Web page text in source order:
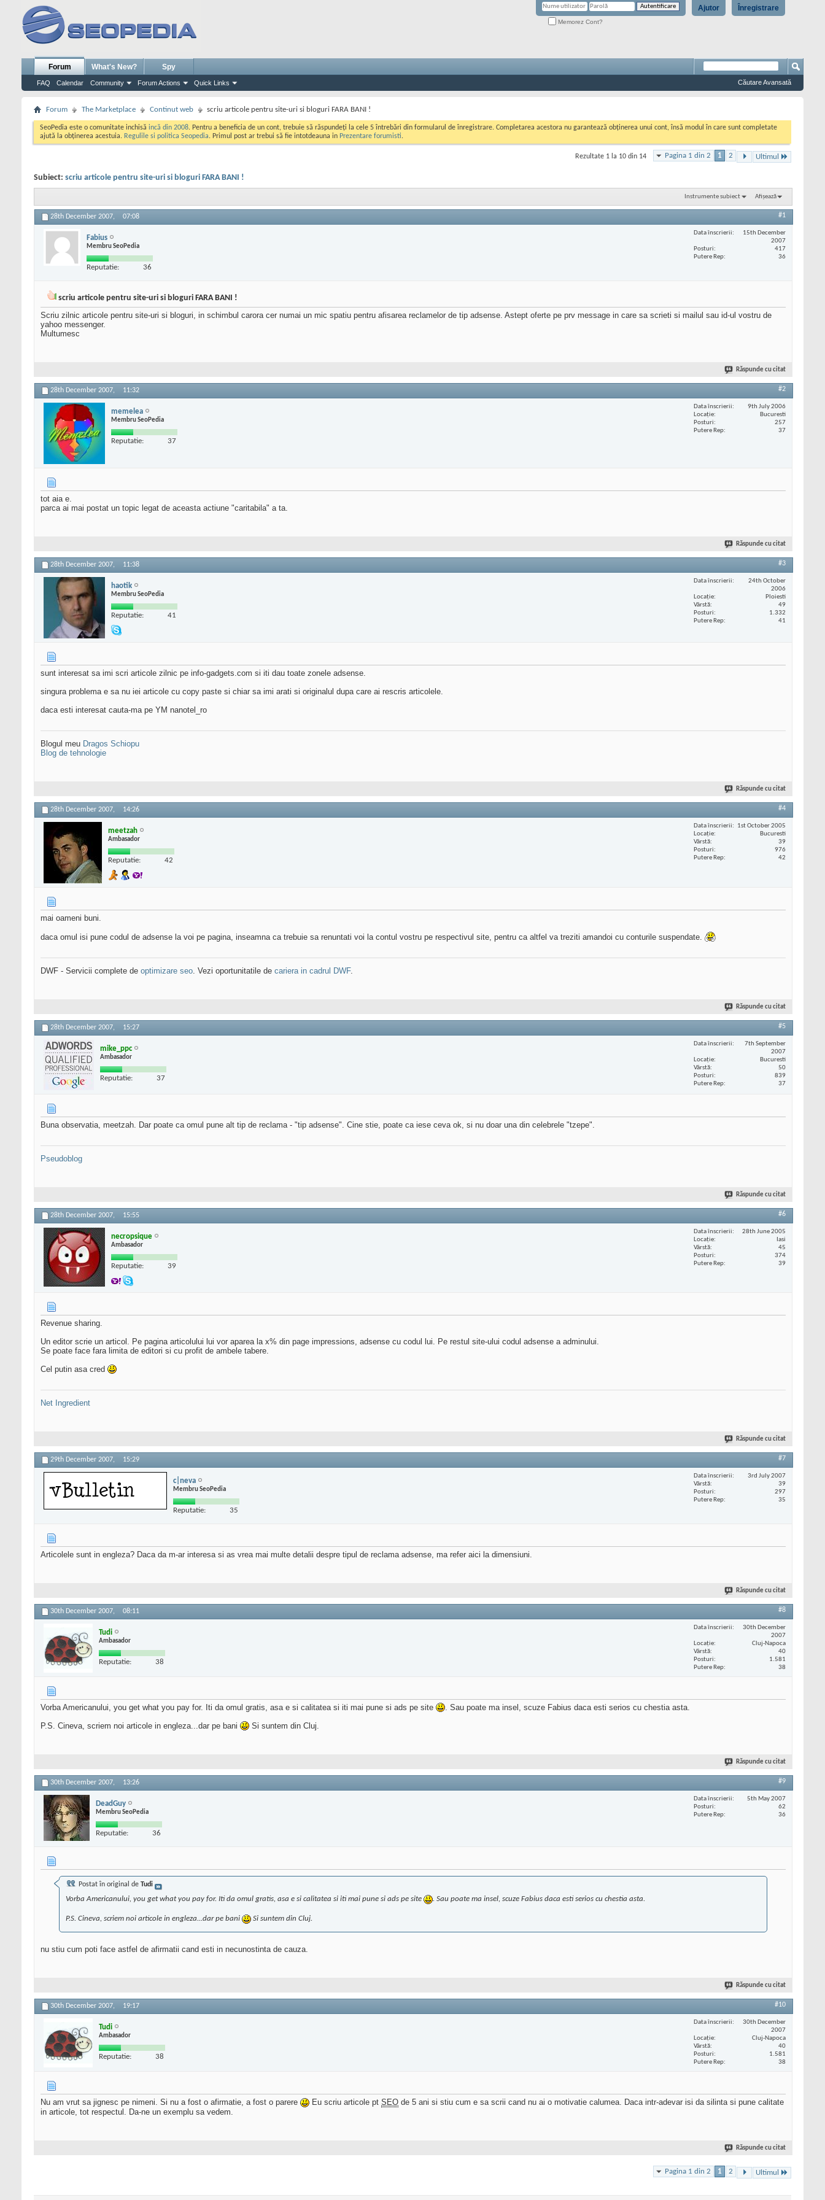
Înregistrare
Ajutor
Memorez Cont?
Forum
FAQ Calendar Community Forum Actions Quick Links
What's New? Spy
Căutare Avansată
Forum The Marketplace Continut web scriu articole pentru site-uri si bloguri FARA BANI !
SeoPedia este o comunitate inchisă incă din 2008. Pentru a beneficia de un cont, trebuie să răspundeți la cele 5 întrebări din formularul de înregistrare. Completarea acestora nu garantează obținerea unui cont, însă modul în care sunt completate
ajută la obținerea acestuia. Regulile si politica Seopedia. Primul post ar trebui să fie intotdeauna in Prezentare forumisti.
Pagina 1 din 2 1 2 Ultimul
Rezultate 1 la 10 din 14
Subiect: scriu articole pentru site-uri si bloguri FARA BANI !
Instrumente subiect Afișează
28th December 2007, 07:08 #1
Fabius
Membru SeoPedia
Reputatie: 36
Data înscrierii
15th December
2007
Posturi
417
Putere Rep
36
scriu articole pentru site-uri si bloguri FARA BANI !
Scriu zilnic articole pentru site-uri si bloguri, in schimbul carora cer numai un mic spatiu pentru afisarea reclamelor de tip adsense. Astept oferte pe prv message in care sa scrieti si mailul sau id-ul vostru de
yahoo messenger.
Multumesc
Răspunde cu citat
28th December 2007, 11:32 #2
memelea
Membru SeoPedia
Reputatie: 37
Data înscrierii
9th July 2006
Locaţie
Bucuresti
Posturi
257
Putere Rep
37
tot aia e.
parca ai mai postat un topic legat de aceasta actiune "caritabila" a ta.
Răspunde cu citat
28th December 2007, 11:38 #3
haotik
Membru SeoPedia
Reputatie: 41
Data înscrierii
24th October
2006
Locaţie
Ploiesti
Vârstă
49
Posturi
1.332
Putere Rep
41
sunt interesat sa imi scri articole zilnic pe info-gadgets.com si iti dau toate zonele adsense.
singura problema e sa nu iei articole cu copy paste si chiar sa imi arati si originalul dupa care ai rescris articolele.
daca esti interesat cauta-ma pe YM nanotel_ro
Blogul meu Dragos Schiopu
Blog de tehnologie
Răspunde cu citat
28th December 2007, 14:26 #4
meetzah
Ambasador
Reputatie: 42
Data înscrierii
1st October 2005
Locaţie
Bucuresti
Vârstă
39
Posturi
976
Putere Rep
42
mai oameni buni.
daca omul isi pune codul de adsense la voi pe pagina, inseamna ca trebuie sa renuntati voi la contul vostru pe respectivul site, pentru ca altfel va treziti amandoi cu conturile suspendate.
DWF - Servicii complete de optimizare seo. Vezi oportunitatile de cariera in cadrul DWF.
Răspunde cu citat
28th December 2007, 15:27 #5
mike_ppc
Ambasador
Reputatie: 37
Data înscrierii
7th September
2007
Locaţie
Bucuresti
Vârstă
50
Posturi
839
Putere Rep
37
Buna observatia, meetzah. Dar poate ca omul pune alt tip de reclama - "tip adsense". Cine stie, poate ca iese ceva ok, si nu doar una din celebrele "tzepe".
Pseudoblog
Răspunde cu citat
28th December 2007, 15:55 #6
necropsique
Ambasador
Reputatie: 39
Data înscrierii
28th June 2005
Locaţie
Iasi
Vârstă
45
Posturi
374
Putere Rep
39
Revenue sharing.
Un editor scrie un articol. Pe pagina articolului lui vor aparea la x% din page impressions, adsense cu codul lui. Pe restul site-ului codul adsense a adminului.
Se poate face fara limita de editori si cu profit de ambele tabere.
Cel putin asa cred
Net Ingredient
Răspunde cu citat
29th December 2007, 15:29 #7
c|neva
Membru SeoPedia
Reputatie: 35
Data înscrierii
3rd July 2007
Vârstă
39
Posturi
297
Putere Rep
35
Articolele sunt in engleza? Daca da m-ar interesa si as vrea mai multe detalii despre tipul de reclama adsense, ma refer aici la dimensiuni.
Răspunde cu citat
30th December 2007, 08:11 #8
Tudi
Ambasador
Reputatie: 38
Data înscrierii
30th December
2007
Locaţie
Cluj-Napoca
Vârstă
40
Posturi
1.581
Putere Rep
38
Vorba Americanului, you get what you pay for. Iti da omul gratis, asa e si calitatea si iti mai pune si ads pe site
. Sau poate ma insel, scuze Fabius daca esti serios cu chestia asta.
P.S. Cineva, scriem noi articole in engleza...dar pe bani
Si suntem din Cluj.
Răspunde cu citat
30th December 2007, 13:26 #9
DeadGuy
Membru SeoPedia
Reputatie: 36
Data înscrierii
5th May 2007
Posturi
62
Putere Rep
36
Postat în original de Tudi
Vorba Americanului, you get what you pay for. Iti da omul gratis, asa e si calitatea si iti mai pune si ads pe site . Sau poate ma insel, scuze Fabius daca esti serios cu chestia asta.
P.S. Cineva, scriem noi articole in engleza...dar pe bani Si suntem din Cluj.
nu stiu cum poti face astfel de afirmatii cand esti in necunostinta de cauza.
Răspunde cu citat
30th December 2007, 19:17 #10
Tudi
Ambasador
Reputatie: 38
Data înscrierii
30th December
2007
Locaţie
Cluj-Napoca
Vârstă
40
Posturi
1.581
Putere Rep
38
Nu am vrut sa jignesc pe nimeni. Si nu a fost o afirmatie, a fost o parere Eu scriu articole pt SEO de 5 ani si stiu cum e sa scrii cand nu ai o motivatie calumea. Daca intr-adevar isi da silinta si pune calitate
in articole, tot respectul. Da-ne un exemplu sa vedem.
Răspunde cu citat
Pagina 1 din 2 1 2 Ultimul